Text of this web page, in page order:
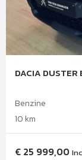
DACIA DUSTER
Benzine
10 km
€ 25 999,00